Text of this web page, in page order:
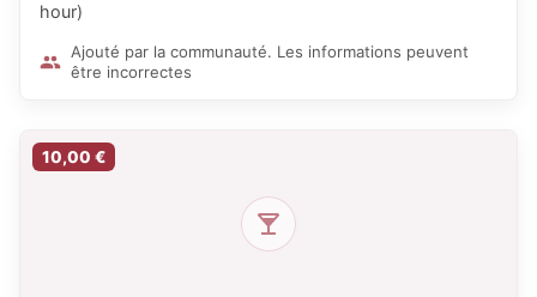
hour)
Ajouté par la communauté. Les informations peuvent
être incorrectes
10,00 €